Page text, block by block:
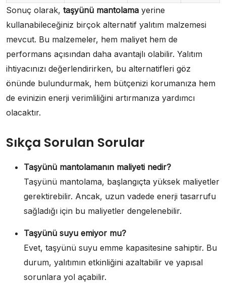
Sonuç olarak, taşyünü mantolama yerine
kullanabileceğiniz birçok alternatif yalıtım malzemesi
mevcut. Bu malzemeler, hem maliyet hem de
performans açısından daha avantajlı olabilir. Yalıtım
ihtiyacınızı değerlendirirken, bu alternatifleri göz
önünde bulundurmak, hem bütçenizi korumanıza hem
de evinizin enerji verimliliğini artırmanıza yardımcı
olacaktır.
Sıkça Sorulan Sorular
Taşyünü mantolamanın maliyeti nedir?
Taşyünü mantolama, başlangıçta yüksek maliyetler
gerektirebilir. Ancak, uzun vadede enerji tasarrufu
sağladığı için bu maliyetler dengelenebilir.
Taşyünü suyu emiyor mu?
Evet, taşyünü suyu emme kapasitesine sahiptir. Bu
durum, yalıtımın etkinliğini azaltabilir ve yapısal
sorunlara yol açabilir.